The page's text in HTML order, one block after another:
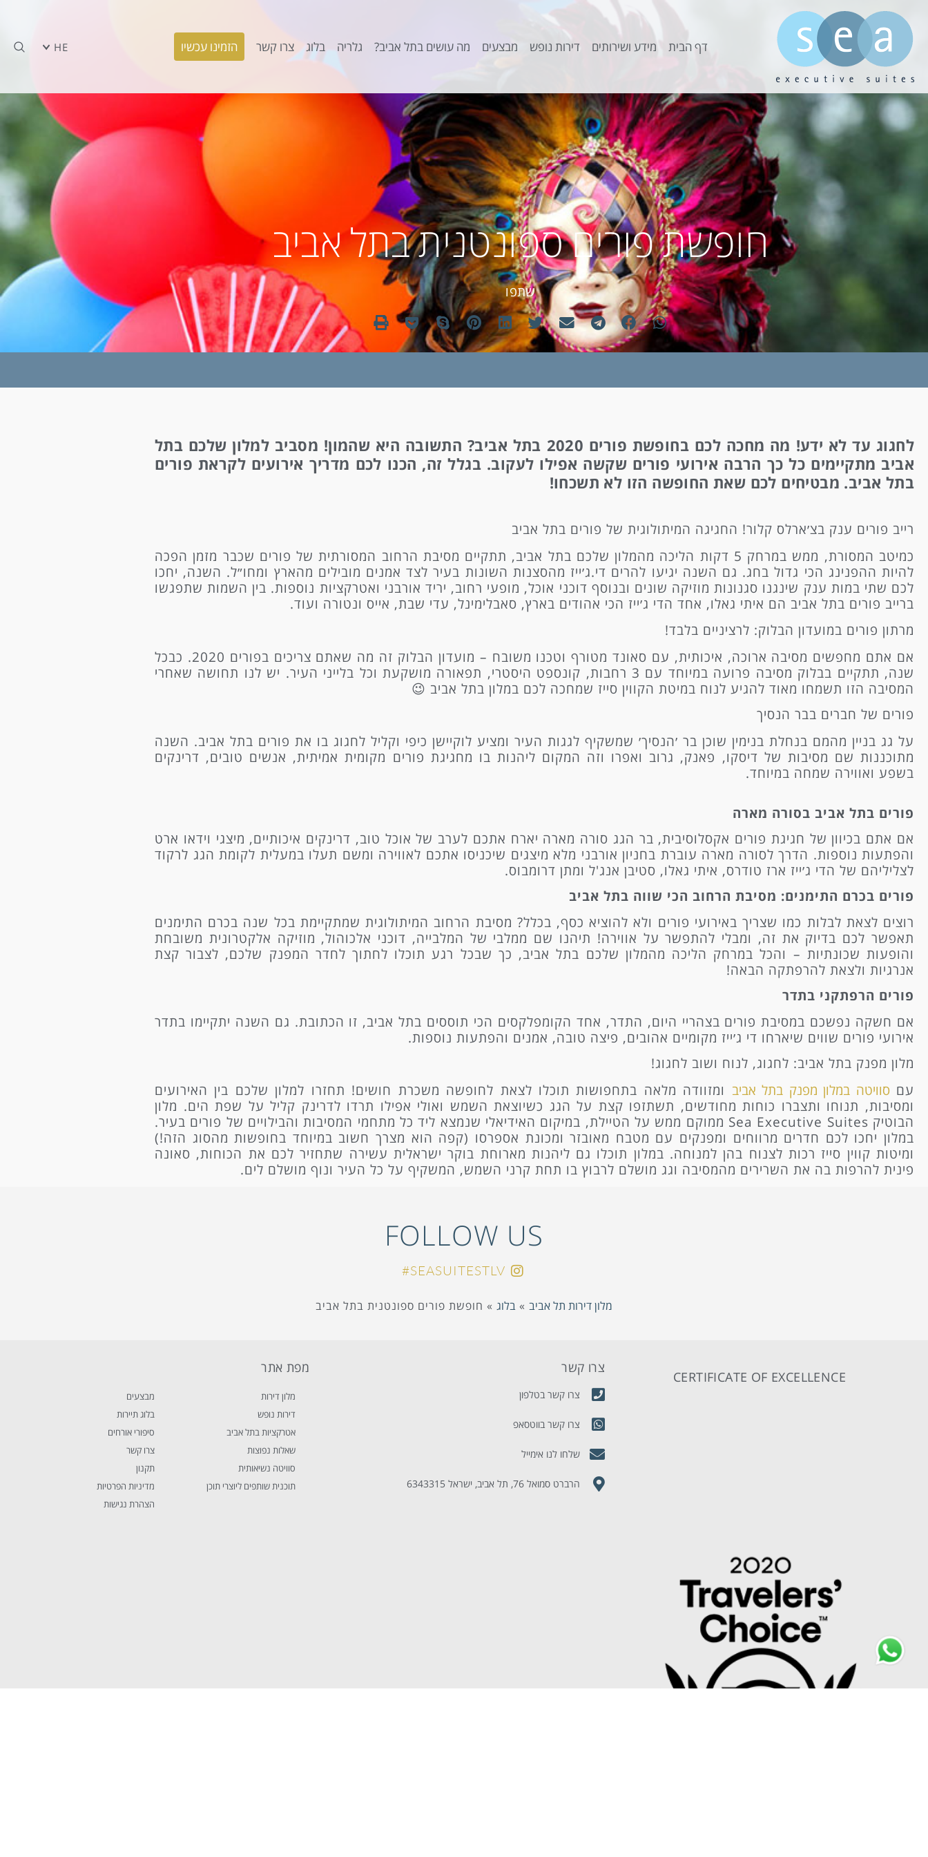
HE דף הבית מידע ושירותים דירות נופש מבצעים מה עושים בתל אביב? גלריה בלוג צרו קשר הזמינו עכשיו
חופשת פורים ספונטנית בתל אביב
שתפו
לחגוג עד לא ידע! מה מחכה לכם בחופשת פורים 2020 בתל אביב? התשובה היא שהמון! מסביב למלון שלכם בתל
אביב מתקיימים כל כך הרבה אירועי פורים שקשה אפילו לעקוב. בגלל זה, הכנו לכם מדריך אירועים לקראת פורים
בתל אביב. מבטיחים לכם שאת החופשה הזו לא תשכחו!
רייב פורים ענק בצ׳ארלס קלור! החגיגה המיתולוגית של פורים בתל אביב
כמיטב המסורת, ממש במרחק 5 דקות הליכה מהמלון שלכם בתל אביב, תתקיים מסיבת הרחוב המסורתית של פורים שכבר מזמן הפכה
להיות ההפנינג הכי גדול בחג. גם השנה יגיעו להרים די.ג׳ייז מהסצנות השונות בעיר לצד אמנים מובילים מהארץ ומחו״ל. השנה, יחכו
לכם שתי במות ענק שינגנו סגנונות מוזיקה שונים ובנוסף דוכני אוכל, מופעי רחוב, יריד אורבני ואטרקציות נוספות. בין השמות שתפגשו
ברייב פורים בתל אביב הם איתי גאלו, אחד הדי ג׳ייז הכי אהודים בארץ, סאבלימינל, עדי שבת, אייס ונטורה ועוד.
מרתון פורים במועדון הבלוק: לרציניים בלבד!
אם אתם מחפשים מסיבה ארוכה, איכותית, עם סאונד מטורף וטכנו משובח – מועדון הבלוק זה מה שאתם צריכים בפורים 2020. כבכל
שנה, תתקיים בבלוק מסיבה פרועה במיוחד עם 3 רחבות, קונספט היסטרי, תפאורה מושקעת וכל בלייני העיר. יש לנו תחושה שאחרי
המסיבה הזו תשמחו מאוד להגיע לנוח במיטת הקווין סייז שמחכה לכם במלון בתל אביב 😉
פורים של חברים בבר הנסיך
על גג בניין מהמם בנחלת בנימין שוכן בר ׳הנסיך׳ שמשקיף לגגות העיר ומציע לוקיישן כיפי וקליל לחגוג בו את פורים בתל אביב. השנה
מתוכננות שם מסיבות של דיסקו, פאנק, גרוב ואפרו וזה המקום ליהנות בו מחגיגת פורים מקומית אמיתית, אנשים טובים, דרינקים
בשפע ואווירה שמחה במיוחד.
פורים בתל אביב בסורה מארה
אם אתם בכיוון של חגיגת פורים אקסלוסיבית, בר הגג סורה מארה יארח אתכם לערב של אוכל טוב, דרינקים איכותיים, מיצגי וידאו ארט
והפתעות נוספות. הדרך לסורה מארה עוברת בחניון אורבני מלא מיצגים שיכניסו אתכם לאווירה ומשם תעלו במעלית לקומת הגג לרקוד
לצליליהם של הדי ג׳ייז ארז טודרס, איתי גאלו, סטיבן אנג'ל ומתן דרומבוס.
פורים בכרם התימנים: מסיבת הרחוב הכי שווה בתל אביב
רוצים לצאת לבלות כמו שצריך באירועי פורים ולא להוציא כסף, בכלל? מסיבת הרחוב המיתולוגית שמתקיימת בכל שנה בכרם התימנים
תאפשר לכם בדיוק את זה, ומבלי להתפשר על אווירה! תיהנו שם ממלבי של המלבייה, דוכני אלכוהול, מוזיקה אלקטרונית משובחת
והופעות שכונתיות – והכל במרחק הליכה מהמלון שלכם בתל אביב, כך שבכל רגע תוכלו לחתוך לחדר המפנק שלכם, לצבור קצת
אנרגיות ולצאת להרפתקה הבאה!
פורים הרפתקני בתדר
אם חשקה נפשכם במסיבת פורים בצהריי היום, התדר, אחד הקומפלקסים הכי תוססים בתל אביב, זו הכתובת. גם השנה יתקיימו בתדר
אירועי פורים שווים שיארחו די ג׳ייז מקומיים אהובים, פיצה טובה, אמנים והפתעות נוספות.
מלון מפנק בתל אביב: לחגוג, לנוח ושוב לחגוג!
עםסוויטה במלון מפנק בתל אביב ומזוודה מלאה בתחפושות תוכלו לצאת לחופשה משכרת חושים! תחזרו למלון שלכם בין האירועים
ומסיבות, תנוחו ותצברו כוחות מחודשים, תשתזפו קצת על הגג כשיוצאת השמש ואולי אפילו תרדו לדרינק קליל על שפת הים. מלון
הבוטיק Sea Executive Suites ממוקם ממש על הטיילת, במיקום האידיאלי שנמצא ליד כל מתחמי המסיבות והבילויים של פורים בעיר.
במלון יחכו לכם חדרים מרווחים ומפנקים עם מטבח מאובזר ומכונת אספרסו (קפה הוא מצרך חשוב במיוחד בחופשות מהסוג הזה!)
ומיטות קווין סייז רכות לצנוח בהן למנוחה. במלון תוכלו גם ליהנות מארוחת בוקר ישראלית עשירה שתחזיר לכם את הכוחות, סאונה
פינית להרפות בה את השרירים מהמסיבה וגג מושלם לרבוץ בו תחת קרני השמש, המשקיף על כל העיר ונוף מושלם לים.
FOLLOW US
SEASUITESTLV#
מלון דירות תל אביב » בלוג » חופשת פורים ספונטנית בתל אביב
CERTIFICATE OF EXCELLENCE
צרו קשר
צרו קשר בטלפון
צרו קשר בווטסאפ
שלחו לנו אימייל
הרברט סמואל 76, תל אביב, ישראל 6343315
מפת אתר
מלון דירות
דירות נופש
אטרקציות בתל אביב
שאלות נפוצות
סוויטה נשיאותית
תוכנית שותפים ליוצרי תוכן
מבצעים
בלוג תיירות
סיפורי אורחים
צרו קשר
תקנון
מדיניות הפרטיות
הצהרת נגישות